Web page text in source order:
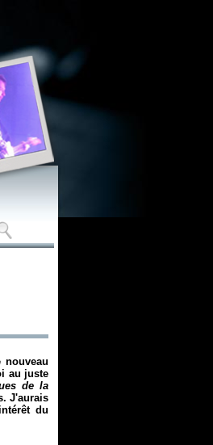
nouveau
au juste
de la
J'aurais
du